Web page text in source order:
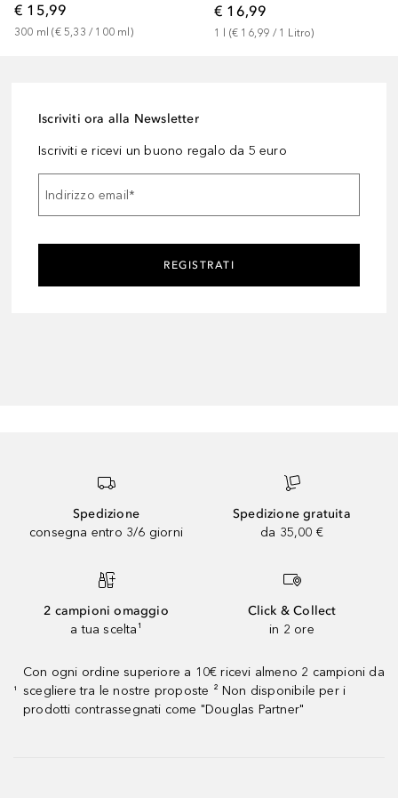
€ 15,99
300 ml (€ 5,33 / 100 ml )
€ 16,99
1 (€ 16,99 / 1 Litro)
Iscriviti ora alla Newsletter
Iscriviti e ricevi un buono regalo da 5 euro
Indirizzo email *
REGISTRATI
Spedizione
consegna entro 3/6 giorni
Spedizione gratuita
da 35,00 €
2 campioni omaggio
a tua scelta¹
Click & Collect
in 2 ore
¹
Con ogni ordine superiore a 10€ ricevi almeno 2 campioni da
scegliere tra le nostre proposte ² Non disponibile per i
prodotti contrassegnati come "Douglas Partner"